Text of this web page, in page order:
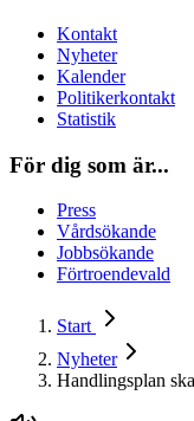
Kontakt
Nyheter
Kalender
Politikerkontakt
Statistik
För dig som är...
Press
Vårdsökande
Jobbsökande
Förtroendevald
Start
Nyheter
Handlingsplan